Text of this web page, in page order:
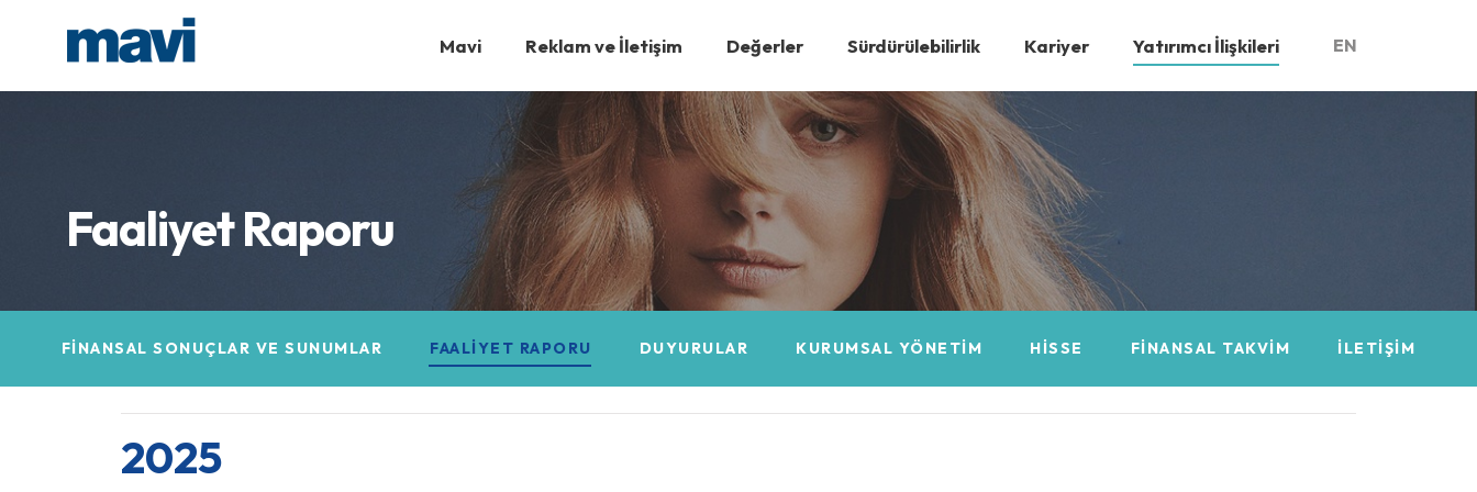
Mavi Reklam ve İletişim Değerler Sürdürülebilirlik Kariyer Yatırımcı İlişkileri EN
Faaliyet Raporu
FINANSAL SONUÇLAR VE SUNUMLAR FAALIYET RAPORU DUYURULAR KURUMSAL YÖNETIM HISSE FINANSAL TAKVIM İLETIŞIM
2025